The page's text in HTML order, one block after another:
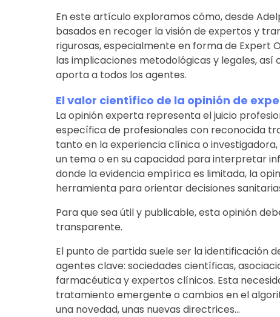
En este artículo exploramos cómo, desde
basados en recoger la visión de expertos y
rigurosas, especialmente en forma de Expert
las implicaciones metodológicas y legales,
aporta a todos los agentes.
El valor científico de la opinión de
La opinión experta representa el juicio
específica de profesionales con reconocida
tanto en la experiencia clínica o
un tema o en su capacidad para interpretar
donde la evidencia empírica es limitada, la
herramienta para orientar decisiones
Para que sea útil y publicable, esta opinión
transparente.
El punto de partida suele ser la identificación
agentes clave: sociedades científicas,
farmacéutica y expertos clínicos. Esta
tratamiento emergente o cambios en el
una novedad, unas nuevas directrices...